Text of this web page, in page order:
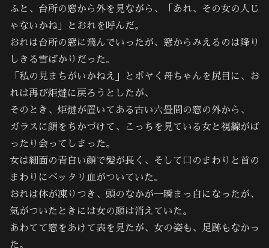
ふと、台所の窓から外を見ながら、「あれ、その女の人じ
ゃないかね」とおれを呼んだ。
おれは台所の窓に飛んでいったが、窓からみえるのは降り
しきる雪ばかりだった。
「私の見まちがいかねえ」とボヤく母ちゃんを尻目に、お
れは再び炬燵に戻ろうとしたが、
そのとき、炬燵が置いてある古い六畳間の窓の外から、
ガラスに顔をちかづけて、こっちを見ている女と視線がば
ったり会ってしまった。
女は細面の青白い顔で髪が長く、そして口のまわりと首の
まわりにベッタリ血がついていた。
おれは体が凍りつき、頭のなかが一瞬まっ白になったが、
気がついたときには女の顔は消えていた。
あわてて窓をあけて表を見たが、女の姿も、足跡もなかっ
た。